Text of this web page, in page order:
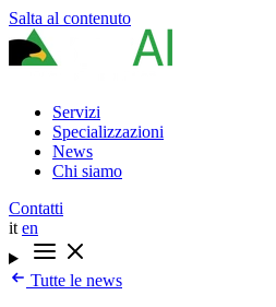
Salta al contenuto
Servizi
Specializzazioni
News
Chi siamo
Contatti
it en
Tutte le news